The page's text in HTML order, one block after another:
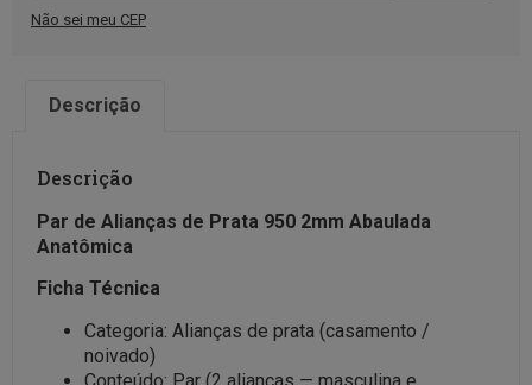
Não sei meu CEP
Descrição
Descrição
Par de Alianças de Prata 950 2mm Abaulada
Anatômica
Ficha Técnica
Categoria: Alianças de prata (casamento /
noivado)
Conteúdo: Par (2 alianças — masculina e